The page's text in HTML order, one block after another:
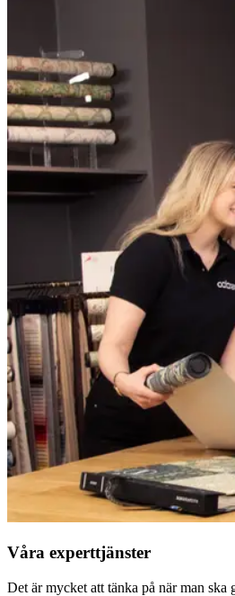
Våra experttjänster
Det är mycket att tänka på när man